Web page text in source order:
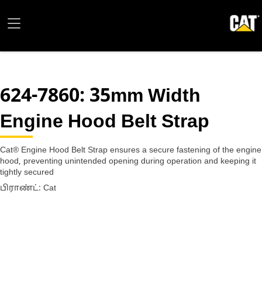
624-7860: 35mm Width
Engine Hood Belt Strap
Cat® Engine Hood Belt Strap ensures a secure fastening of the engine
hood, preventing unintended opening during operation and keeping it
tightly secured
பிராண்ட்: Cat